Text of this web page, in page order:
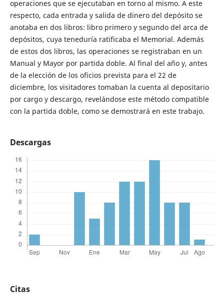
operaciones que se ejecutaban en torno al mismo. A este
respecto, cada entrada y salida de dinero del depósito se
anotaba en dos libros: libro primero y segundo del arca de
depósitos, cuya teneduría ratificaba el Memorial. Además
de estos dos libros, las operaciones se registraban en un
Manual y Mayor por partida doble. Al final del año y, antes
de la elección de los oficios prevista para el 22 de
diciembre, los visitadores tomaban la cuenta al depositario
por cargo y descargo, revelándose este método compatible
con la partida doble, como se demostrará en este trabajo.
Descargas
Citas